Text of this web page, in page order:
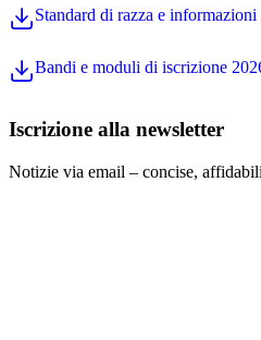
Standard di razza e
Bandi e moduli di iscrizione
Iscrizione alla newsletter
Notizie via email – concise,